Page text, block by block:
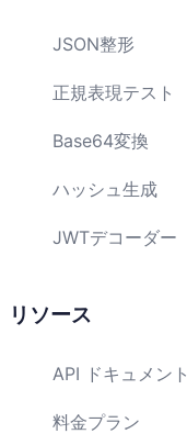
JSON整形
正規表現テスト
Base64変換
ハッシュ生成
JWTデコーダー
リソース
API ドキュメント
料金プラン